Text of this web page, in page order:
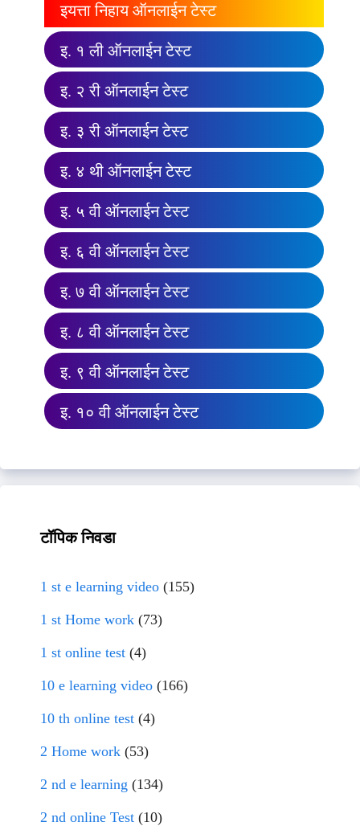
इयत्ता निहाय ऑनलाईन टेस्ट
इ. १ ली ऑनलाईन टेस्ट
इ. २ री ऑनलाईन टेस्ट
इ. ३ री ऑनलाईन टेस्ट
इ. ४ थी ऑनलाईन टेस्ट
इ. ५ वी ऑनलाईन टेस्ट
इ. ६ वी ऑनलाईन टेस्ट
इ. ७ वी ऑनलाईन टेस्ट
इ. ८ वी ऑनलाईन टेस्ट
इ. ९ वी ऑनलाईन टेस्ट
इ. १० वी ऑनलाईन टेस्ट
टॉपिक निवडा
1 st e learning video (155)
1 st Home work (73)
1 st online test (4)
10 e learning video (166)
10 th online test (4)
2 Home work (53)
2 nd e learning (134)
2 nd online Test (10)